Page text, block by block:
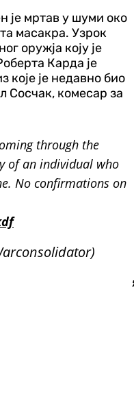
је мртав у шуми око
масакра. Узрок
оружја коју је
Карда је
које је недавно био
Сосчак, комесар за
through the
of an individual who
No confirmations on